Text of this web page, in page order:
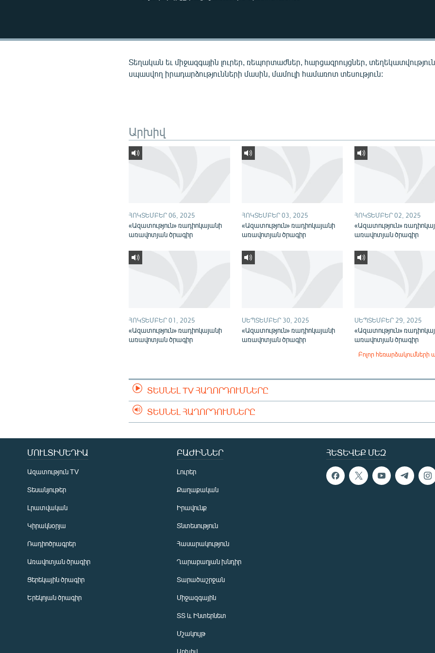
ՍՊՈՐՏ
Տեղական եւ միջազգային լուրեր, ռեպորտաժներ, հարցազրույցներ,
սպասվող իրադարձությունների մասին, մամուլի համառոտ տեսություն:
Արխիվ
ՀՈԿՏԵՄԲԵՐ 06, 2025
«Ազատություն» ռադիոկայանի
առավոտյան ծրագիր
ՀՈԿՏԵՄԲԵՐ 03, 2025
«Ազատություն» ռադիոկայանի
առավոտյան ծրագիր
ՀՈԿՏԵՄԲԵՐ 02, 2025
«Ազատություն»
առավոտյան ծրագիր
ՀՈԿՏԵՄԲԵՐ 01, 2025
«Ազատություն» ռադիոկայանի
առավոտյան ծրագիր
ՍԵՊՏԵՄԲԵՐ 30, 2025
«Ազատություն» ռադիոկայանի
առավոտյան ծրագիր
ՍԵՊՏԵՄԲԵՐ 29, 2025
«Ազատություն»
առավոտյան ծրագիր
Բոլոր հեռարձակումների
ՏԵՍՆԵԼ TV ՀԱՂՈՐԴՈՒՄՆԵՐԸ
ՏԵՍՆԵԼ ՀԱՂՈՐԴՈՒՄՆԵՐԸ
ՀԵՏԵՎԵՔ ՄԵԶ
ՄՈՒԼՏԻՄԵԴԻԱ
Ազատություն TV
Տեսանյութեր
Լրատվական
Կիրակնօրյա
Ռադիոծրագրեր
Առավոտյան ծրագիր
Ցերեկային ծրագիր
Երեկոյան ծրագիր
ԲԱԺԻՆՆԵՐ
Լուրեր
Քաղաքական
Իրավունք
Տնտեսություն
Հասարակություն
Ղարաբաղյան խնդիր
Տարածաշրջան
Միջազգային
ՏՏ և Ինտերնետ
Մշակույթ
Արխիվ